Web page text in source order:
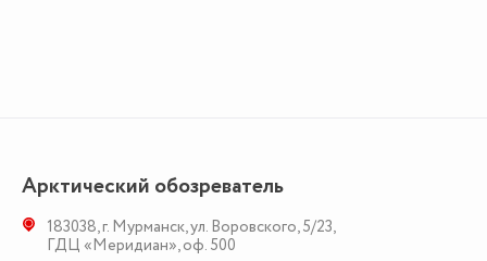
Арктический обозреватель
183038,г. Мурманск,ул. Воровского, 5/23,
ГДЦ «Меридиан», оф. 500